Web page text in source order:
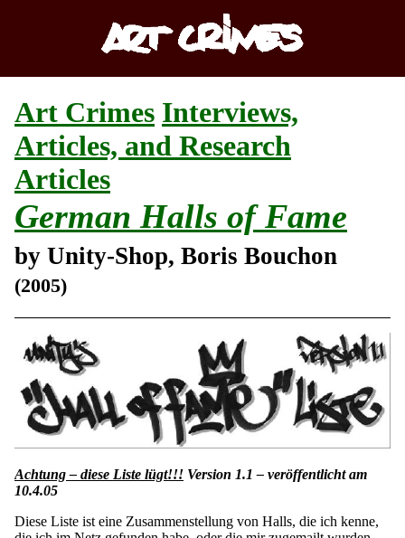
Art Crimes Interviews,
Articles, and Research
Articles
German Halls of Fame
by Unity-Shop, Boris Bouchon
(2005)
Achtung – diese Liste lügt!!! Version 1.1 – veröffentlicht am
10.4.05
Diese Liste ist eine Zusammenstellung von Halls, die ich kenne,